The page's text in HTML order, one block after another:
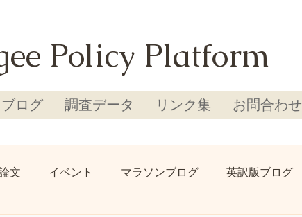
Policy Platform
ブログ 調査データ リンク集 お問合わせ
文 イベント マラソンブログ 英訳版ブログ